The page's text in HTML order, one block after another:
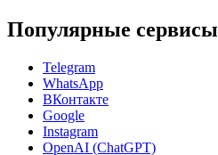
Популярные сервисы
Telegram
WhatsApp
ВКонтакте
Google
Instagram
OpenAI (ChatGPT)